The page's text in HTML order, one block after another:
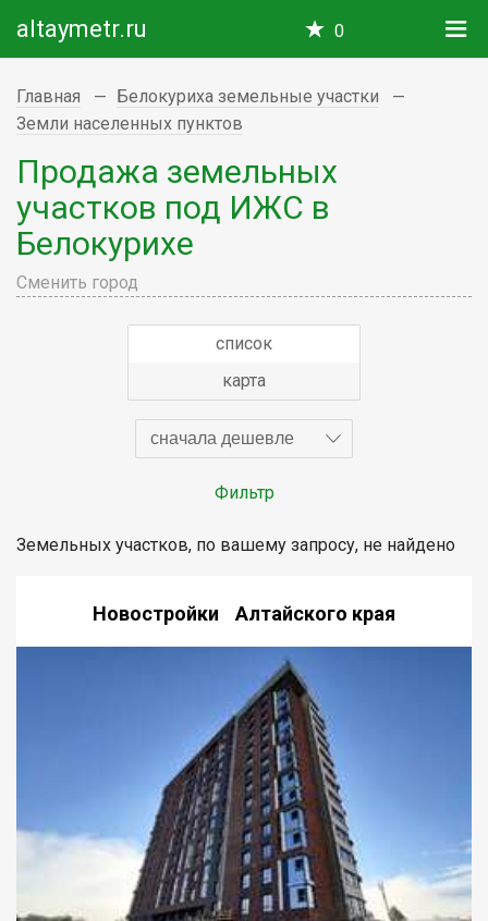
altaymetr.ru 0
Главная
Белокуриха земельные участки
Земли населенных пунктов
Продажа земельных
участков под ИЖС в
Белокурихе
Сменить город
список
карта
сначала дешевле
Фильтр
Земельных участков, по вашему запросу, не найдено
Новостройки Алтайского края